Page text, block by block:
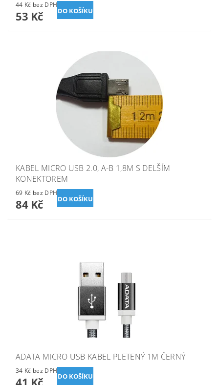
44 Kč bez DPH
53 Kč
KABEL MICRO USB 2.0, A-B 1,8M S DELŠÍM
KONEKTOREM
69 Kč bez DPH
84 Kč
ADATA MICRO USB KABEL PLETENÝ 1M ČERNÝ
34 Kč bez DPH
41 Kč